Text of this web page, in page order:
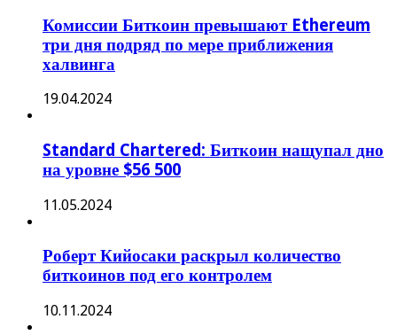
Комиссии Биткоин превышают Ethereum
три дня подряд по мере приближения
халвинга
19.04.2024
Standard Chartered: Биткоин нащупал дно
на уровне $56 500
11.05.2024
Роберт Кийосаки раскрыл количество
биткоинов под его контролем
10.11.2024